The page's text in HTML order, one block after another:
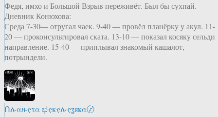
Федя, имхо и Большой Взрыв переживёт. Был бы сухпай.
Дневник Конюхова:
Среда 7-30— отругал чаек. 9-40 — провёл планёрку у акул. 11-
20 — проконсультировал ската. 13-10 — показал косяку сельди
направление. 15-40 — приплывал знакомый кашалот,
потрындели.
Ոሉαዙҿτα ಭҿҝҿሉҿʓяҝα〄